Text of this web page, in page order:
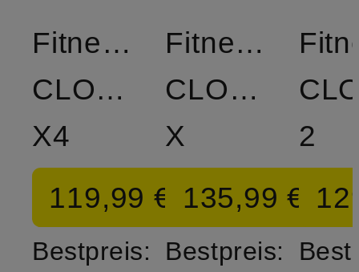
Fitnessschuhe
CLOUD
X4
119,99 €
Bestpreis:
CLOUDNOVA
X
135,99 €
Bestpreis:
2